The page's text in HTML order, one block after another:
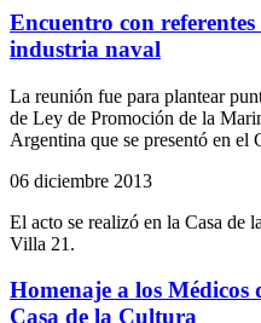
Encuentro con
industria naval
La reunión fue para plantear
de Ley de Promoción de la
Argentina que se presentó en el
06 diciembre 2013
El acto se realizó en la Casa de
Villa 21.
Homenaje a los
Casa de la Cultura